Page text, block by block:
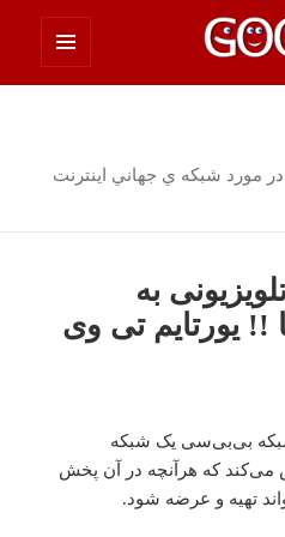
مورد شبكه ي جهاني اينترنت
به
یورتایم تی وی
بی‌بی‌سی یک شبکه
می‌کند که هرآنچه در آن پخش
تهیه و عرضه شود.